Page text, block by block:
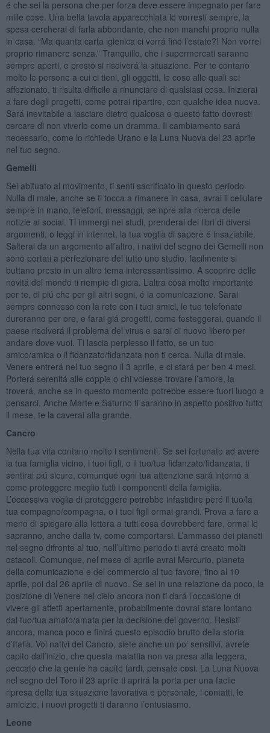
é che sei la persona che per forza deve essere impegnato per fare
mille cose. Una bella tavola apparecchiata lo vorresti sempre, la
spesa cercherai di farla abbondante, che non manchi proprio nulla
in casa. “Ma quanta carta igienica ci vorrá fino l’estate?! Non vorrei
proprio rimanere senza.” Tranquillo, che i supermercati saranno
sempre aperti, e presto si risolverá la situazione. Per te contano
molto le persone a cui ci tieni, gli oggetti, le cose alle quali sei
affezionato, ti risulta difficile a rinunciare di qualsiasi cosa. Inizierai
a fare degli progetti, come potrai ripartire, con qualche idea nuova.
Sará inevitabile a lasciare dietro qualcosa e questo fatto dovresti
cercare di non viverlo come un dramma. Il cambiamento sará
necessario, come lo richiede Urano e la Luna Nuova del 23 aprile
nel tuo segno.
Gemelli
Sei abituato al movimento, ti senti sacrificato in questo periodo.
Nulla di male, anche se ti tocca a rimanere in casa, avrai il cellulare
sempre in mano, telefoni, messaggi, sempre alla ricerca delle
notizie ai social. Ti immergi nei studi, prenderai dei libri di diversi
argomenti, o leggi in internet, la tua voglia di sapere é insaziabile.
Salterai da un argomento all’altro, i nativi del segno dei Gemelli non
sono portati a perfezionare del tutto uno studio, facilmente si
buttano presto in un altro tema interessantissimo. A scoprire delle
novitá del mondo ti riempie di gioia. L’altra cosa molto importante
per te, di piú che per gli altri segni, é la comunicazione. Sarai
sempre connesso con la rete con i tuoi amici, le tue telefonate
dureranno per ore, e farai giá progetti, come festeggerai, quando il
paese risolverá il problema del virus e sarai di nuovo libero per
andare dove vuoi. Ti lascia perplesso il fatto, se un tuo
amico/amica o il fidanzato/fidanzata non ti cerca. Nulla di male,
Venere entrerá nel tuo segno il 3 aprile, e ci stará per ben 4 mesi.
Porterá serenitá alle coppie o chi volesse trovare l’amore, la
troverá, anche se in questo momento potrebbe essere fuori luogo a
pensarci. Anche Marte e Saturno ti saranno in aspetto positivo tutto
il mese, te la caverai alla grande.
Cancro
Nella tua vita contano molto i sentimenti. Se sei fortunato ad avere
la tua famiglia vicino, i tuoi figli, o il tuo/tua fidanzato/fidanzata, ti
sentirai piú sicuro, comunque ogni tua attenzione sará intorno a
come proteggere meglio tutti i componenti della famiglia.
L’eccessiva voglia di proteggere potrebbe infastidire peró il tuo/la
tua compagno/compagna, o i tuoi figli ormai grandi. Prova a fare a
meno di spiegare alla lettera a tutti cosa dovrebbero fare, ormai lo
sapranno, anche dalla tv, come comportarsi. L’ammasso dei pianeti
nel segno difronte al tuo, nell’ultimo periodo ti avrá creato molti
ostacoli. Comunque, nel mese di aprile avrai Mercurio, pianeta
della comunicazione e del commercio al tuo favore, fino al 10
aprile, poi dal 26 aprile di nuovo. Se sei in una relazione da poco, la
posizione di Venere nel cielo ancora non ti dará l’occasione di
vivere gli affetti apertamente, probabilmente dovrai stare lontano
dal tuo/tua amato/amata per la decisione del governo. Resisti
ancora, manca poco e finirá questo episodio brutto della storia
d’Italia. Voi nativi del Cancro, siete anche un po’ sensitivi, avrete
capito dall’inizio, che questa malattia non va presa alla leggera,
peccato che la gente ha capito tardi, pensate cosi. La Luna Nuova
nel segno del Toro il 23 aprile ti aprirá la porta per una facile
ripresa della tua situazione lavorativa e personale, i contatti, le
amicizie, i nuovi progetti ti daranno l’entusiasmo.
Leone